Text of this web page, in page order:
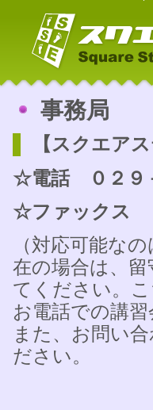
事務局
【スクエア
☆電話 ０２９
☆ファックス
（対応可能な
在の場合は、
てください。
お電話での講
また、お問い
ださい。